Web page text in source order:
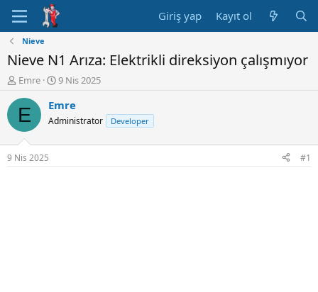
Giriş yap Kayıt ol
Nieve
Nieve N1 Arıza: Elektrikli direksiyon çalışmıyor
K
n
u
y
u
B
a
Emre
B
ş
l
n
ı
9 Nis 2025
E Emre
Administrator Developer
9 Nis 2025 #1